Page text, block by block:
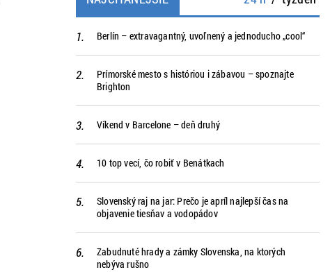
Berlín – extravagantný, uvoľnený a jednoducho „cool“
Prímorské mesto s históriou i zábavou – spoznajte
Brighton
Víkend v Barcelone – deň druhý
10 top vecí, čo robiť v Benátkach
Slovenský raj na jar: Prečo je apríl najlepší čas na
objavenie tiesňav a vodopádov
Zabudnuté hrady a zámky Slovenska, na ktorých
nebýva rušno